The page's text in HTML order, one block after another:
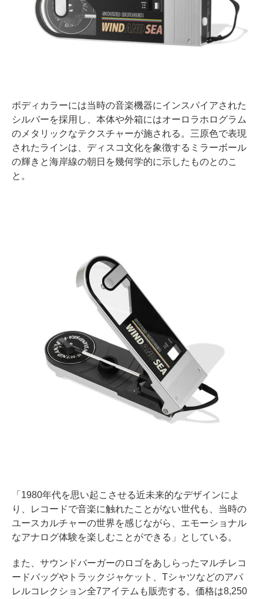
ボディカラーには当時の音楽機器にインスパイアされた
シルバーを採用し、本体や外箱にはオーロラホログラム
のメタリックなテクスチャーが施される。三原色で表現
されたラインは、ディスコ文化を象徴するミラーボール
の輝きと海岸線の朝日を幾何学的に示したものとのこ
と。
「1980年代を思い起こさせる近未来的なデザインによ
り、レコードで音楽に触れたことがない世代も、当時の
ユースカルチャーの世界を感じながら、エモーショナル
なアナログ体験を楽しむことができる」としている。
また、サウンドバーガーのロゴをあしらったマルチレコ
ードバッグやトラックジャケット、Tシャツなどのアパ
レルコレクション全7アイテムも販売する。価格は8,250